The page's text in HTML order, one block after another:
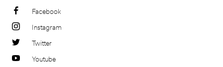
Facebook
Instagram
Twitter
Youtube